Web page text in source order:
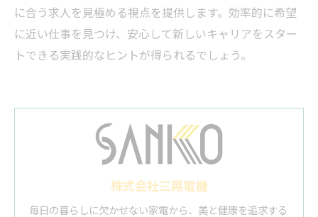
に合う求人を見極める視点を提供します。効率的に希望
に近い仕事を見つけ、安心して新しいキャリアをスター
トできる実践的なヒントが得られるでしょう。
株式会社三晃電機
毎日の暮らしに欠かせない家電から、美と健康を追求する